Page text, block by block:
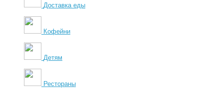
Доставка еды
Кофейни
Детям
Рестораны